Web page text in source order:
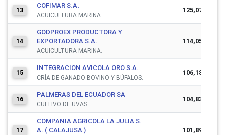
13
COFIMAR S.A.
ACUICULTURA MARINA.
125,074,818
14
GODPROEX PRODUCTORA Y
EXPORTADORA S.A.
ACUICULTURA MARINA.
114,051,279
15
INTEGRACION AVICOLA ORO S.A.
CRÍA DE GANADO BOVINO Y BÚFALOS.
106,187,731
16
PALMERAS DEL ECUADOR SA
CULTIVO DE UVAS.
104,836,271
17
COMPANIA AGRICOLA LA JULIA S.
A. ( CALAJUSA )
101,891,939